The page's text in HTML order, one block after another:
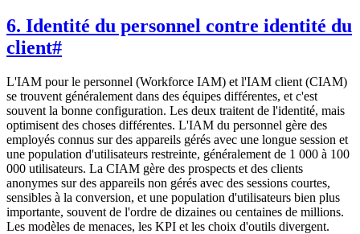
6. Identité du personnel contre identité du
client#
L'IAM pour le personnel (Workforce IAM) et l'IAM client (CIAM)
se trouvent généralement dans des équipes différentes, et c'est
souvent la bonne configuration. Les deux traitent de l'identité, mais
optimisent des choses différentes. L'IAM du personnel gère des
employés connus sur des appareils gérés avec une longue session et
une population d'utilisateurs restreinte, généralement de 1 000 à 100
000 utilisateurs. La CIAM gère des prospects et des clients
anonymes sur des appareils non gérés avec des sessions courtes,
sensibles à la conversion, et une population d'utilisateurs bien plus
importante, souvent de l'ordre de dizaines ou centaines de millions.
Les modèles de menaces, les KPI et les choix d'outils divergent.